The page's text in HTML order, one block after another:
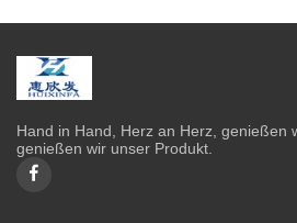
Hand in Hand, Herz an Herz, genießen
genießen wir unser Produkt.